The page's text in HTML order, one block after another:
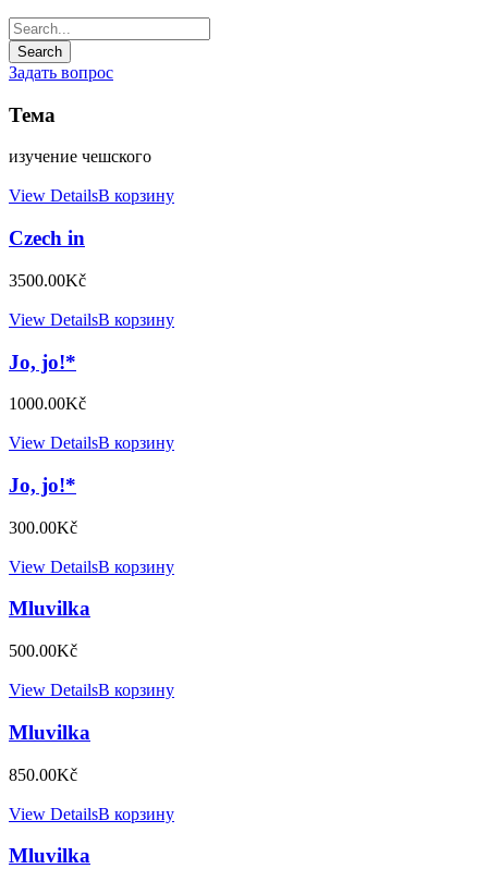
Задать вопрос
Тема
изучение чешского
View DetailsВ корзину
Czech in
3500.00Kč
View DetailsВ корзину
Jo, jo!*
1000.00Kč
View DetailsВ корзину
Jo, jo!*
300.00Kč
View DetailsВ корзину
Mluvilka
500.00Kč
View DetailsВ корзину
Mluvilka
850.00Kč
View DetailsВ корзину
Mluvilka